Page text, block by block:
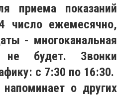
приема показаний
число ежемесячно,
- многоканальная
не будет. Звонки
с 7:30 по 16:30.
о других